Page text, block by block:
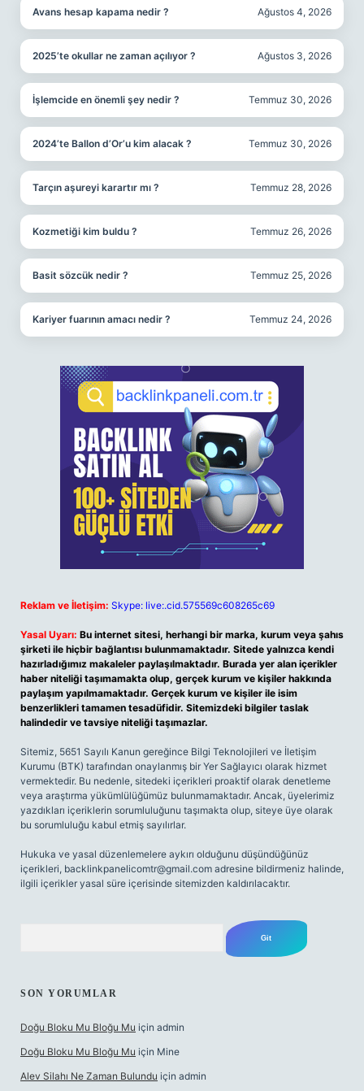
Avans hesap kapama nedir ? Ağustos 4, 2026
2025’te okullar ne zaman açılıyor ? Ağustos 3, 2026
İşlemcide en önemli şey nedir ? Temmuz 30, 2026
2024’te Ballon d’Or’u kim alacak ? Temmuz 30, 2026
Tarçın aşureyi karartır mı ? Temmuz 28, 2026
Kozmetiği kim buldu ? Temmuz 26, 2026
Basit sözcük nedir ? Temmuz 25, 2026
Kariyer fuarının amacı nedir ? Temmuz 24, 2026
Reklam ve İletişim: Skype: live:.cid.575569c608265c69
Yasal Uyarı: Bu internet sitesi, herhangi bir marka, kurum veya şahıs
şirketi ile hiçbir bağlantısı bulunmamaktadır. Sitede yalnızca kendi
hazırladığımız makaleler paylaşılmaktadır. Burada yer alan içerikler
haber niteliği taşımamakta olup, gerçek kurum ve kişiler hakkında
paylaşım yapılmamaktadır. Gerçek kurum ve kişiler ile isim
benzerlikleri tamamen tesadüfidir. Sitemizdeki bilgiler taslak
halindedir ve tavsiye niteliği taşımazlar.
Sitemiz, 5651 Sayılı Kanun gereğince Bilgi Teknolojileri ve İletişim
Kurumu (BTK) tarafından onaylanmış bir Yer Sağlayıcı olarak hizmet
vermektedir. Bu nedenle, sitedeki içerikleri proaktif olarak denetleme
veya araştırma yükümlülüğümüz bulunmamaktadır. Ancak, üyelerimiz
yazdıkları içeriklerin sorumluluğunu taşımakta olup, siteye üye olarak
bu sorumluluğu kabul etmiş sayılırlar.
Hukuka ve yasal düzenlemelere aykırı olduğunu düşündüğünüz
içerikleri, backlinkpanelicomtr@gmail.com adresine bildirmeniz halinde,
ilgili içerikler yasal süre içerisinde sitemizden kaldırılacaktır.
SON YORUMLAR
Doğu Bloku Mu Bloğu Mu için admin
Doğu Bloku Mu Bloğu Mu için Mine
Alev Silahı Ne Zaman Bulundu için admin